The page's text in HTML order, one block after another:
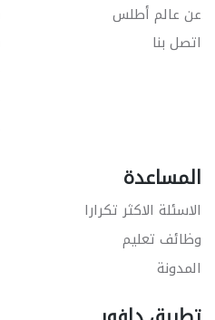
عن عالم أطلس
اتصل بنا
المساعدة
الاسئلة الاكثر تكرارا
وظائف تعليم
المدونة